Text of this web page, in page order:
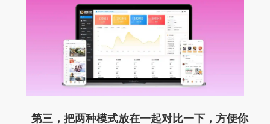
第三，把两种模式放在一起对比一下，方便你